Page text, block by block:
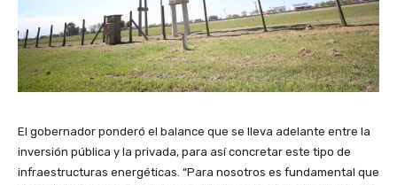
El gobernador ponderó el balance que se lleva adelante entre la
inversión pública y la privada, para así concretar este tipo de
infraestructuras energéticas. “Para nosotros es fundamental que